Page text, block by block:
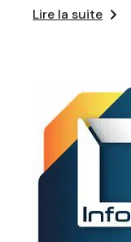
Lire la suite